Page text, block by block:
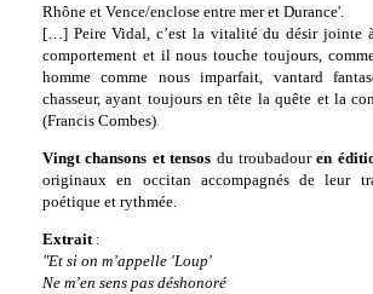
Rhône et Vence/enclose entre mer et Durance'.
[…] Peire Vidal, c’est la vitalité du désir jointe
comportement et il nous touche toujours,
homme comme nous imparfait, vantard
chasseur, ayant toujours en tête la quête et la
(Francis Combes).
Vingt chansons et tensos du troubadouren
originaux en occitan accompagnés de leur
poétique et rythmée.
Extrait:
"Et si on m’appelle 'Loup'
Ne m’en sens pas déshonoré